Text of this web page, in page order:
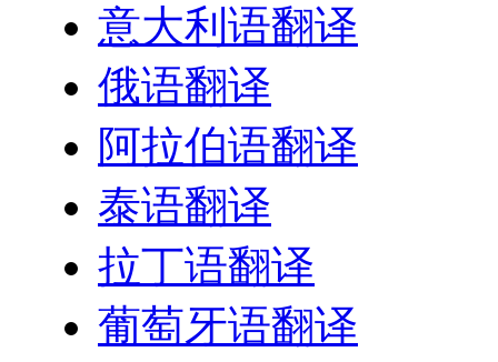
意大利语翻译
俄语翻译
阿拉伯语翻译
泰语翻译
拉丁语翻译
葡萄牙语翻译